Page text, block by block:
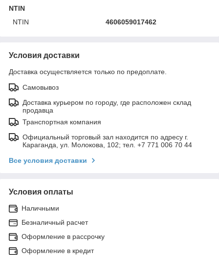
NTIN
NTIN
4606059017462
Условия доставки
Доставка осуществляется только по предоплате.
Самовывоз
Доставка курьером по городу, где расположен склад
продавца
Транспортная компания
Официальный торговый зал находится по адресу г.
Караганда, ул. Молокова, 102; тел. +7 771 006 70 44
Все условия доставки
Условия оплаты
Наличными
Безналичный расчет
Оформление в рассрочку
Оформление в кредит